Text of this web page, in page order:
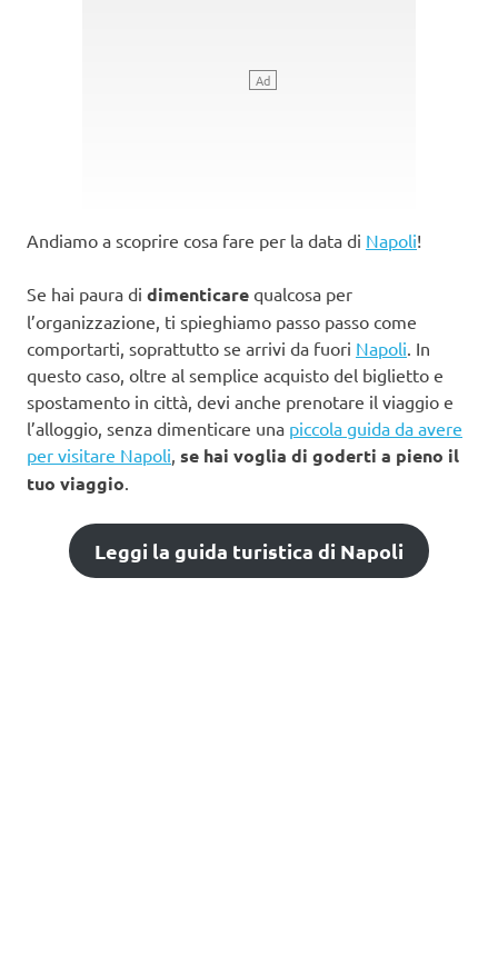
Andiamo a scoprire cosa fare per la data di Napoli!
Se hai paura di dimenticare qualcosa per
l’organizzazione, ti spieghiamo passo passo come
comportarti, soprattutto se arrivi da fuori Napoli . In
questo caso, oltre al semplice acquisto del biglietto e
spostamento in città, devi anche prenotare il viaggio e
l’alloggio, senza dimenticare una piccola guida da avere
per visitare Napoli se hai voglia di goderti a pieno il
tuo viaggio
Leggi la guida turistica di Napoli